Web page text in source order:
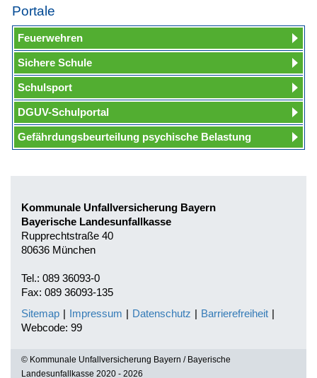
Portale
Feuerwehren
Sichere Schule
Schulsport
DGUV-Schulportal
Gefährdungsbeurteilung psychische Belastung
Kommunale Unfallversicherung Bayern
Bayerische Landesunfallkasse
Rupprechtstraße 40
80636 München
Tel.: 089 36093-0
Fax: 089 36093-135
Sitemap | Impressum | Datenschutz | Barrierefreiheit |
Webcode: 99
© Kommunale Unfallversicherung Bayern / Bayerische
Landesunfallkasse 2020 - 2026